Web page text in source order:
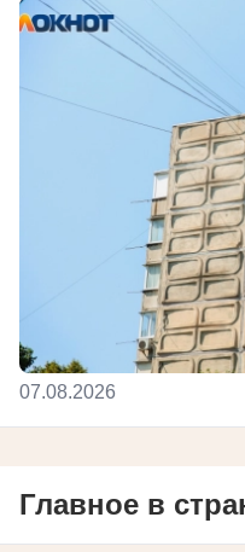
07.08.2026
Главное в